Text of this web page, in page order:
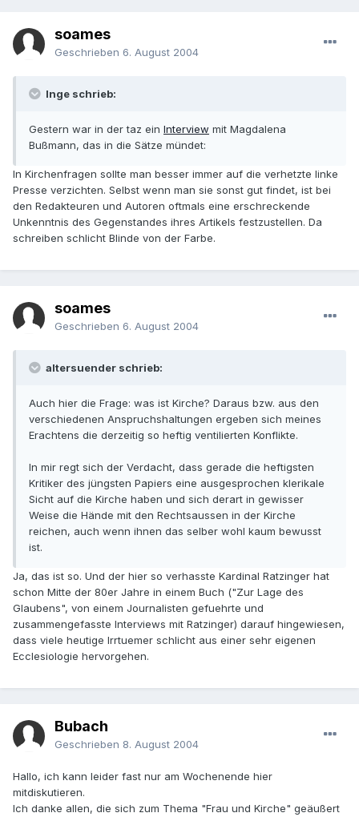
soames
Geschrieben 6. August 2004
Inge schrieb:
Gestern war in der taz ein Interview mit Magdalena
Bußmann, das in die Sätze mündet:
In Kirchenfragen sollte man besser immer auf die verhetzte linke
Presse verzichten. Selbst wenn man sie sonst gut findet, ist bei
den Redakteuren und Autoren oftmals eine erschreckende
Unkenntnis des Gegenstandes ihres Artikels festzustellen. Da
schreiben schlicht Blinde von der Farbe.
soames
Geschrieben 6. August 2004
altersuender schrieb:
Auch hier die Frage: was ist Kirche? Daraus bzw. aus den
verschiedenen Anspruchshaltungen ergeben sich meines
Erachtens die derzeitig so heftig ventilierten Konflikte.
In mir regt sich der Verdacht, dass gerade die heftigsten
Kritiker des jüngsten Papiers eine ausgesprochen klerikale
Sicht auf die Kirche haben und sich derart in gewisser
Weise die Hände mit den Rechtsaussen in der Kirche
reichen, auch wenn ihnen das selber wohl kaum bewusst
ist.
Ja, das ist so. Und der hier so verhasste Kardinal Ratzinger hat
schon Mitte der 80er Jahre in einem Buch ("Zur Lage des
Glaubens", von einem Journalisten gefuehrte und
zusammengefasste Interviews mit Ratzinger) darauf hingewiesen,
dass viele heutige Irrtuemer schlicht aus einer sehr eigenen
Ecclesiologie hervorgehen.
Bubach
Geschrieben 8. August 2004
Hallo, ich kann leider fast nur am Wochenende hier
mitdiskutieren.
Ich danke allen, die sich zum Thema "Frau und Kirche" geäußert